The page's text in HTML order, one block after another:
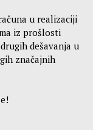
u realizaciji
iz prošlosti
dešavanja u
značajnih